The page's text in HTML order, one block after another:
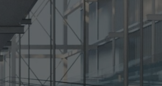
Arquitetos. Mais do que
vivemos a mesma era e
a Cidade 21, atenta ao
à redução das